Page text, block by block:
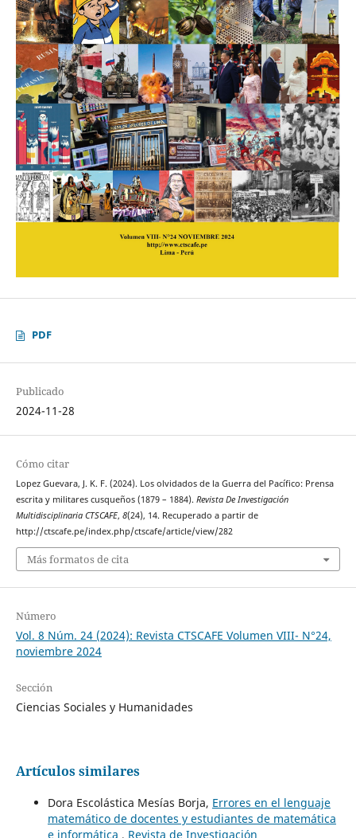
PDF
Publicado
2024-11-28
Cómo citar
Lopez Guevara, J. K. F. (2024). Los olvidados de la Guerra del Pacífico: Prensa
escrita y militares cusqueños (1879 – 1884). Revista De Investigación
Multidisciplinaria CTSCAFE, 8(24), 14. Recuperado a partir de
http://ctscafe.pe/index.php/ctscafe/article/view/282
Más formatos de cita
Número
Vol. 8 Núm. 24 (2024): Revista CTSCAFE Volumen VIII- N°24,
noviembre 2024
Sección
Ciencias Sociales y Humanidades
Artículos similares
Dora Escolástica Mesías Borja, Errores en el lenguaje
matemático de docentes y estudiantes de matemática
e informática , Revista de Investigación